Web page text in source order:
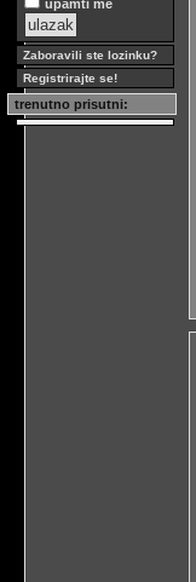
upamti me
Zaboravili ste lozinku?
Registrirajte se!
trenutno prisutni: